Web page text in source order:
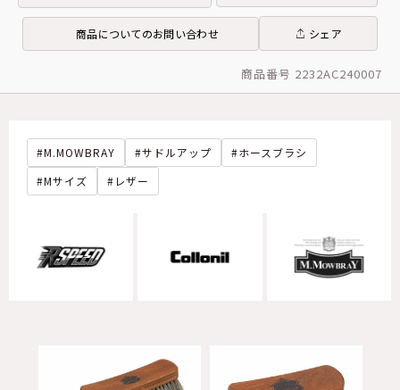
商品についてのお問い合わせ シェア
商品番号 2232AC240007
M.MOWBRAY サドルアップ
ホースブラシ
Mサイズ
レザー